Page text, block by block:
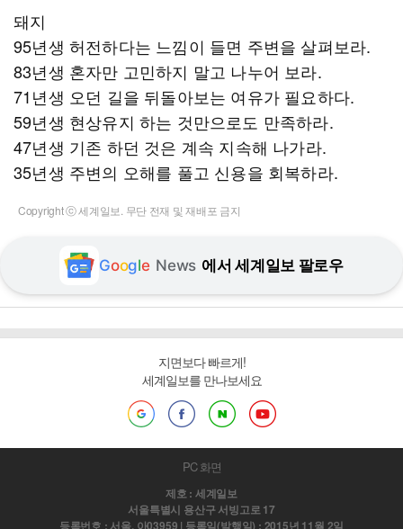
돼지
95년생 허전하다는 느낌이 들면 주변을 살펴보라.
83년생 혼자만 고민하지 말고 나누어 보라.
71년생 오던 길을 뒤돌아보는 여유가 필요하다.
59년생 현상유지 하는 것만으로도 만족하라.
47년생 기존 하던 것은 계속 지속해 나가라.
35년생 주변의 오해를 풀고 신용을 회복하라.
Copyright ⓒ 세계일보. 무단 전재 및 재배포 금지
Google News 에서 세계일보 팔로우
지면보다 빠르게!
세계일보를 만나보세요
PC 화면
제호 : 세계일보
서울특별시 용산구 서빙고로 17
등록번호 : 서울, 아03959 | 등록일(발행일) : 2015년 11월 2일